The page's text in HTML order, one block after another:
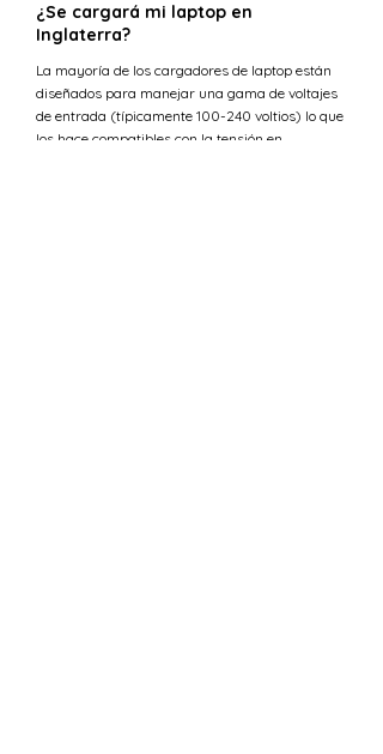
¿Se cargará mi laptop en
Inglaterra?
La mayoría de los cargadores de laptop están
diseñados para manejar una gama de voltajes
de entrada (típicamente 100-240 voltios) lo que
los hace compatibles con la tensión en